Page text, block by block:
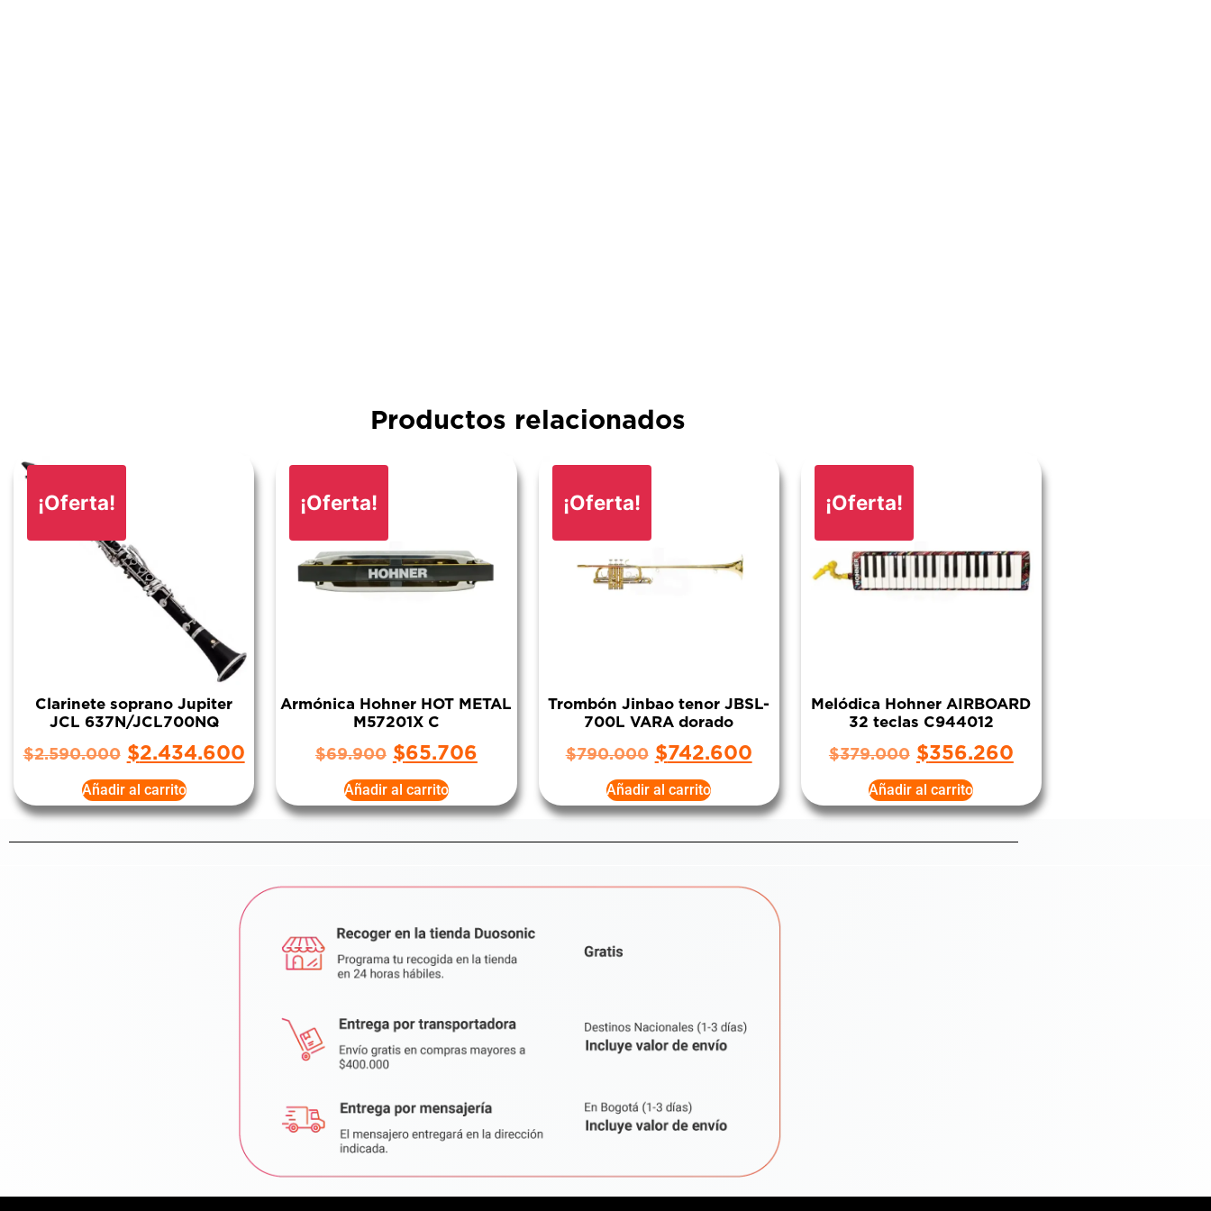
Productos relacionados
¡Oferta!
Clarinete soprano Jupiter
JCL 637N/JCL700NQ
$2.590.000 $2.434.600
Añadir al carrito
¡Oferta!
Armónica Hohner HOT METAL
M57201X C
$69.900 $65.706
Añadir al carrito
¡Oferta!
Trombón Jinbao tenor JBSL-
700L VARA dorado
$790.000 $742.600
Añadir al carrito
¡Oferta!
Melódica Hohner AIRBOARD
32 teclas C944012
$379.000 $356.260
Añadir al carrito